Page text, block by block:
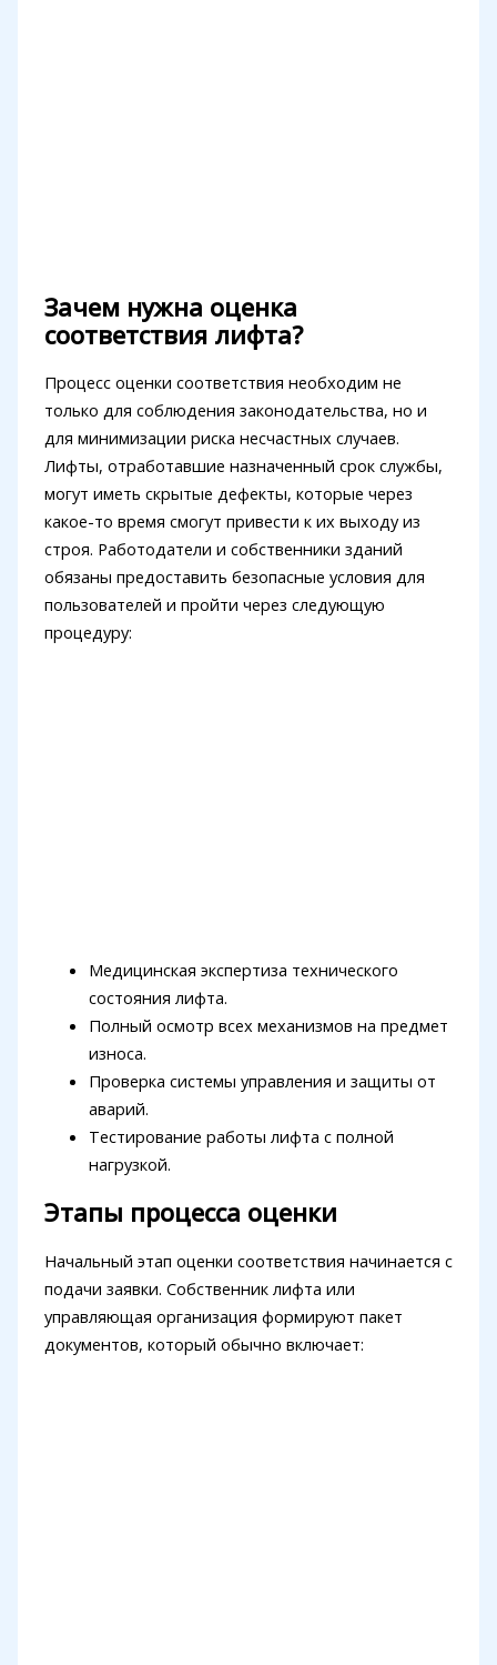
Зачем нужна оценка
соответствия лифта?
Процесс оценки соответствия необходим не
только для соблюдения законодательства, но и
для минимизации риска несчастных случаев.
Лифты, отработавшие назначенный срок службы,
могут иметь скрытые дефекты, которые через
какое-то время смогут привести к их выходу из
строя. Работодатели и собственники зданий
обязаны предоставить безопасные условия для
пользователей и пройти через следующую
процедуру:
Медицинская экспертиза технического
состояния лифта.
Полный осмотр всех механизмов на предмет
износа.
Проверка системы управления и защиты от
аварий.
Тестирование работы лифта с полной
нагрузкой.
Этапы процесса оценки
Начальный этап оценки соответствия начинается с
подачи заявки. Собственник лифта или
управляющая организация формируют пакет
документов, который обычно включает: